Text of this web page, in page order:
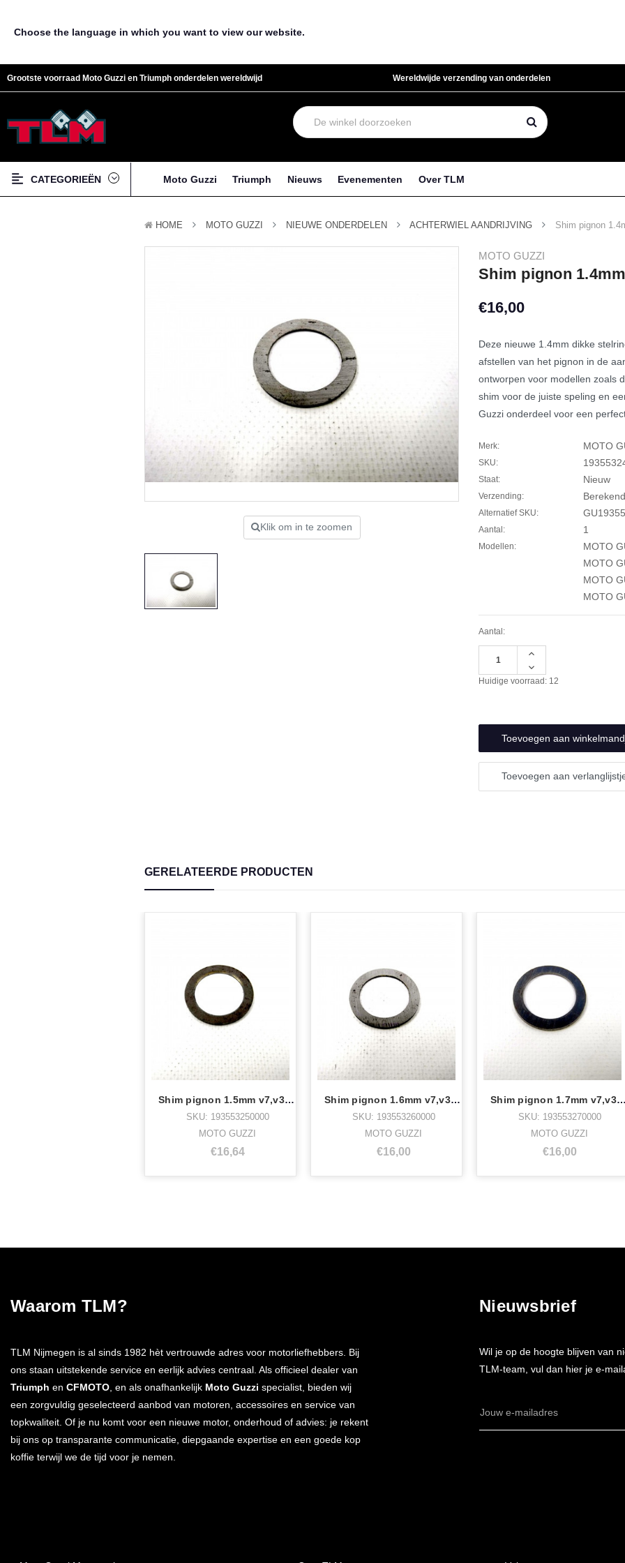
Choose the language in which you want to view our website.
Grootste voorraad Moto Guzzi en Triumph onderdelen wereldwijd Wereldwijde verzending van onderdelen
CATEGORIEËN Moto Guzzi Triumph Nieuws Evenementen Over TLM
HOME MOTO GUZZI NIEUWE ONDERDELEN ACHTERWIEL AANDRIJVING Shim pignon
Klik om in te zoomen
MOTO GUZZI
Shim pignon
€16,00
Deze nieuwe 1.4mm dikke
afstellen van het pignon in de
ontworpen voor modellen zoals
shim voor de juiste speling en
Guzzi onderdeel voor een
Merk: MOTO
SKU:
Staat: Nieuw
Verzending:
Alternatief SKU:
Aantal: 1
Modellen:
MOTO
MOTO
MOTO
MOTO
Aantal:
Hoeveelheid
van
undefined
Hoeveelheid
verlagen
van
Huidige voorraad: 12
Toevoegen aan
GERELATEERDE PRODUCTEN
Shim pignon 1.5mm v7,v35,50,65
SKU: 193553250000
MOTO GUZZI
€16,64
Shim pignon 1.6mm v7,v35,50,65
SKU: 193553260000
MOTO GUZZI
€16,00
Shim pignon 1.7mm
SKU: 193553270000
MOTO GUZZI
€16,00
Waarom TLM?
TLM Nijmegen is al sinds 1982 hèt vertrouwde adres voor motorliefhebbers. Bij
ons staan uitstekende service en eerlijk advies centraal. Als officieel dealer van
Triumph en CFMOTO , en als onafhankelijk Moto Guzzi specialist, bieden wij
een zorgvuldig geselecteerd aanbod van motoren, accessoires en service van
topkwaliteit. Of je nu komt voor een nieuwe motor, onderhoud of advies: je rekent
bij ons op transparante communicatie, diepgaande expertise en een goede kop
koffie terwijl we de tijd voor je nemen.
Nieuwsbrief
Wil je op de hoogte blijven van
TLM-team, vul dan hier je e-
E-